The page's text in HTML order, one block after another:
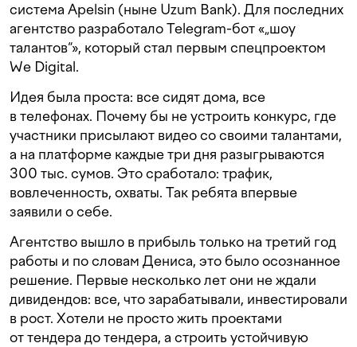
система Apelsin (ныне Uzum Bank). Для последних
агентство разработало Telegram-бот «„шоу
талантов“», который стал первым спецпроектом
We Digital.
Идея была проста: все сидят дома, все
в телефонах. Почему бы не устроить конкурс, где
участники присылают видео со своими талантами,
а на платформе каждые три дня разыгрываются
300 тыс. сумов. Это сработало: трафик,
вовлеченность, охваты. Так ребята впервые
заявили о себе.
Агентство вышло в прибыль только на третий год
работы и по словам Дениса, это было осознанное
решение. Первые несколько лет они не ждали
дивидендов: все, что зарабатывали, инвестировали
в рост. Хотели не просто жить проектами
от тендера до тендера, а строить устойчивую